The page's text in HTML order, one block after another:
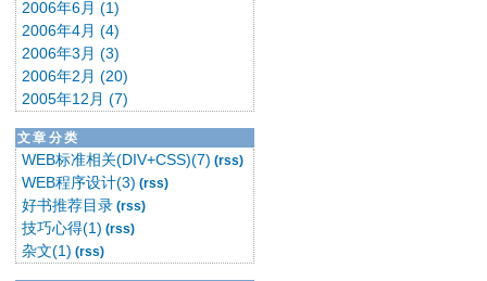
2006年6月 (1)
2006年4月 (4)
2006年3月 (3)
2006年2月 (20)
2005年12月 (7)
文章分类
WEB标准相关(DIV+CSS)(7) (rss)
WEB程序设计(3) (rss)
好书推荐目录 (rss)
技巧心得(1) (rss)
杂文(1) (rss)